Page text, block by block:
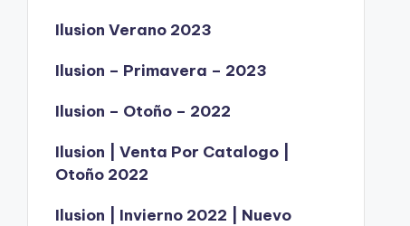
Ilusion Verano 2023
Ilusion – Primavera – 2023
Ilusion – Otoño – 2022
Ilusion | Venta Por Catalogo |
Otoño 2022
Ilusion | Invierno 2022 | Nuevo